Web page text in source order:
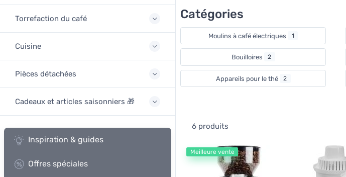
Torrefaction du café
Cuisine
Pièces détachées
Cadeaux et articles saisonniers 🎁
Inspiration & guides
Offres spéciales
Catégories
Moulins à café électriques 1
Bouilloires 2
Appareils pour le thé 2
6 produits
Meilleure vente